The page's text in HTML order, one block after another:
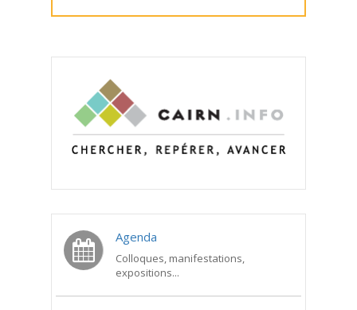
Agenda
Colloques, manifestations,
expositions...